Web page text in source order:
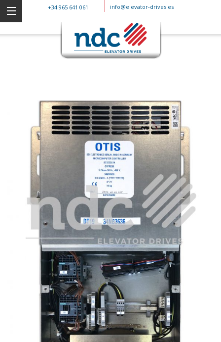
+34 965 641 061 info@elevator-drives.es